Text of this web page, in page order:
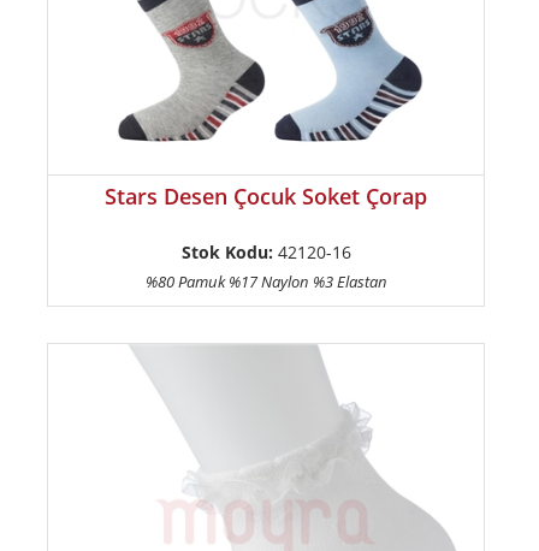
Stars Desen Çocuk Soket Çorap
Stok Kodu: 42120-16
%80 Pamuk %17 Naylon %3 Elastan